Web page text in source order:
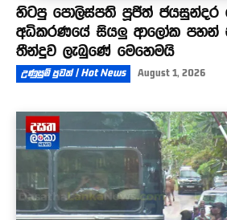
හිටපු පොලිස්පති පූජිත් ජයසුන්දර
අධිකරණයේ සියලු ආලෝක පහන්
තීන්දුව ලැබුණේ මෙහෙමයි
උණුසුම් පුවත් | Hot News August 1, 2026